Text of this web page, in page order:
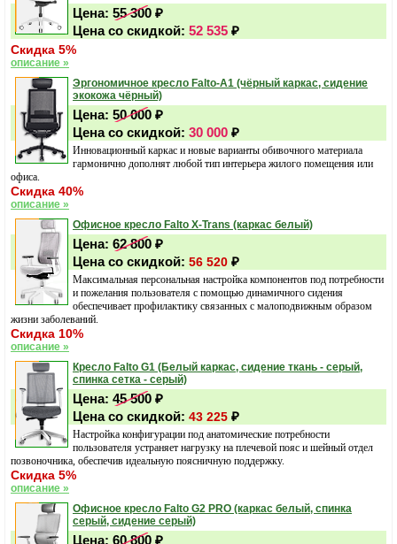
Цена: 55 300 ₽
Цена со скидкой: 52 535 ₽
Скидка 5%
описание »
Эргономичное кресло Falto-А1 (чёрный каркас, сидение
экокожа чёрный)
Цена: 50 000 ₽
Цена со скидкой: 30 000 ₽
Инновационный каркас и новые варианты обивочного материала
гармонично дополнят любой тип интерьера жилого помещения или
офиса.
Скидка 40%
описание »
Офисное кресло Falto X-Trans (каркас белый)
Цена: 62 800 ₽
Цена со скидкой: 56 520 ₽
Максимальная персональная настройка компонентов под потребности
и пожелания пользователя с помощью динамичного сидения
обеспечивает профилактику связанных с малоподвижным образом
жизни заболеваний.
Скидка 10%
описание »
Кресло Falto G1 (Белый каркас, сидение ткань - серый,
спинка сетка - серый)
Цена: 45 500 ₽
Цена со скидкой: 43 225 ₽
Настройка конфигурации под анатомические потребности
пользователя устраняет нагрузку на плечевой пояс и шейный отдел
позвоночника, обеспечив идеальную поясничную поддержку.
Скидка 5%
описание »
Офисное кресло Falto G2 PRO (каркас белый, спинка
серый, сидение серый)
Цена: 60 800 ₽